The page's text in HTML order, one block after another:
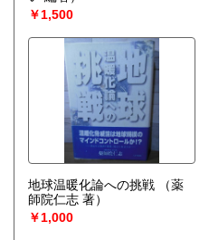
￥1,500
地球温暖化論への挑戦
（薬
師院仁志 著）
￥1,000